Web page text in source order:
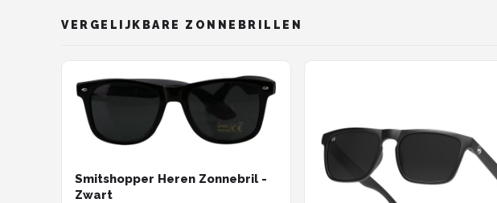
VERGELIJKBARE ZONNEBRILLEN
Smitshopper Heren Zonnebril -
Zwart